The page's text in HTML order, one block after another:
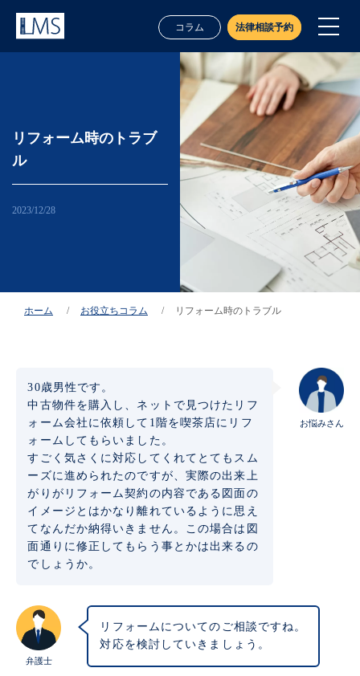
コラム 法律相談予約
業務案内
リフォーム時のトラブ
ル
2023/12/28
ホーム お役立ちコラム リフォーム時のトラブル
お悩みさん
30歳男性です。
中古物件を購入し、ネットで見つけたリフ
ォーム会社に依頼して1階を喫茶店にリフ
ォームしてもらいました。
すごく気さくに対応してくれてとてもスム
ーズに進められたのですが、実際の出来上
がりがリフォーム契約の内容である図面の
イメージとはかなり離れているように思え
てなんだか納得いきません。この場合は図
面通りに修正してもらう事とかは出来るの
でしょうか。
弁護士
リフォームについてのご相談ですね。
対応を検討していきましょう。